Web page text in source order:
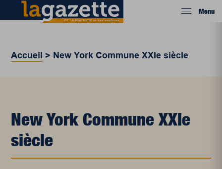
Menu
Accueil > New York Commune XXIe siècle
New York Commune XXIe
siècle